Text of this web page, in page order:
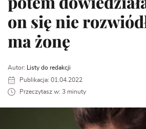
on się nie
ma żonę
Autor:
Listy do redakcji
Publikacja: 01.04.2022
Przeczytasz w: 3 minuty